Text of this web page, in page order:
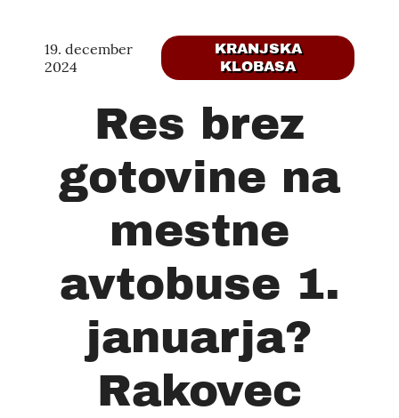
19. december
2024
KRANJSKA
KLOBASA
Res brez
gotovine na
mestne
avtobuse 1.
januarja?
Rakovec